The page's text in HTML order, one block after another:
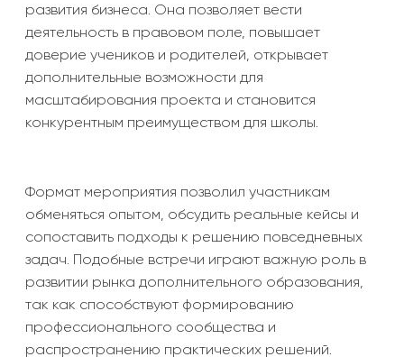
развития бизнеса. Она позволяет вести
деятельность в правовом поле, повышает
доверие учеников и родителей, открывает
дополнительные возможности для
масштабирования проекта и становится
конкурентным преимуществом для школы.
Формат мероприятия позволил участникам
обменяться опытом, обсудить реальные кейсы и
сопоставить подходы к решению повседневных
задач. Подобные встречи играют важную роль в
развитии рынка дополнительного образования,
так как способствуют формированию
профессионального сообщества и
распространению практических решений.